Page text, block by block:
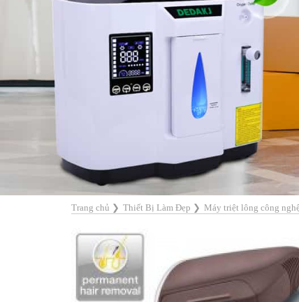
Trang chủ ❯ Thiết Bị Làm Đẹp ❯ Máy triệt lông công